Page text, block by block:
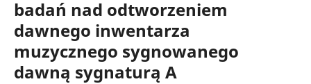
badań nad odtworzeniem
dawnego inwentarza
muzycznego sygnowanego
dawną sygnaturą A